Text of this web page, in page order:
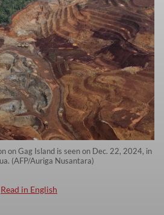
on Gag Island is seen on Dec. 22, 2024, in
(AFP/Auriga Nusantara)
Read in English